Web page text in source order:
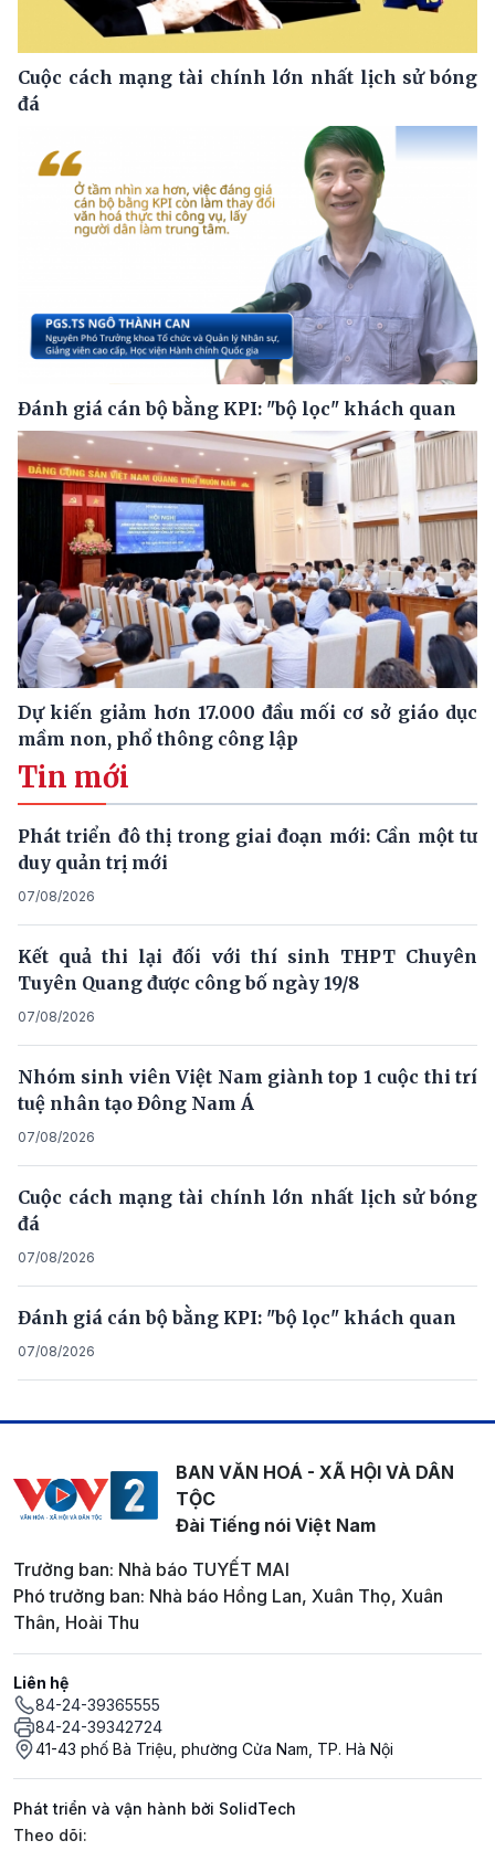
Cuộc cách mạng tài chính lớn nhất lịch sử bóng
đá
Đánh giá cán bộ bằng KPI: "bộ lọc" khách quan
Dự kiến giảm hơn 17.000 đầu mối cơ sở giáo dục
mầm non, phổ thông công lập
Tin mới
Phát triển đô thị trong giai đoạn mới: Cần một tư
duy quản trị mới
07/08/2026
Kết quả thi lại đối với thí sinh THPT Chuyên
Tuyên Quang được công bố ngày 19/8
07/08/2026
Nhóm sinh viên Việt Nam giành top 1 cuộc thi trí
tuệ nhân tạo Đông Nam Á
07/08/2026
Cuộc cách mạng tài chính lớn nhất lịch sử bóng
đá
07/08/2026
Đánh giá cán bộ bằng KPI: "bộ lọc" khách quan
07/08/2026
BAN VĂN HOÁ - XÃ HỘI VÀ DÂN
TỘC
Đài Tiếng nói Việt Nam
Trưởng ban: Nhà báo TUYẾT MAI
Phó trưởng ban: Nhà báo Hồng Lan, Xuân Thọ, Xuân
Thân, Hoài Thu
Liên hệ
84-24-39365555
84-24-39342724
41-43 phố Bà Triệu, phường Cửa Nam, TP. Hà Nội
Phát triển và vận hành bởi SolidTech
Mạng xã hội
Theo dõi: